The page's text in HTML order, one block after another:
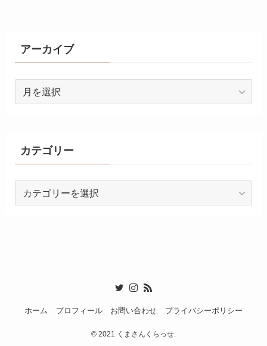
アーカイブ
カテゴリー
ホーム プロフィール お問い合わせ プライバシーポリシー
© 2021 くまさんくらっせ.